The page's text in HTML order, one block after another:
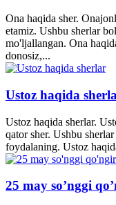
Ona haqida sher.
etamiz. Ushbu sherlar
mo'ljallangan. Ona
donosiz,...
Ustoz haqida
Ustoz haqida sherlar.
qator sher. Ushbu
foydalaning. Ustoz
25 may so’nggi